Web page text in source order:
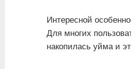
Интересной
Для многих
накопилась уйма и